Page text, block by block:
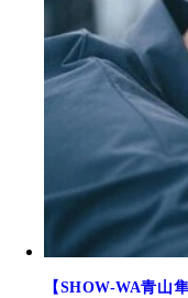
【SHOW-WA青山